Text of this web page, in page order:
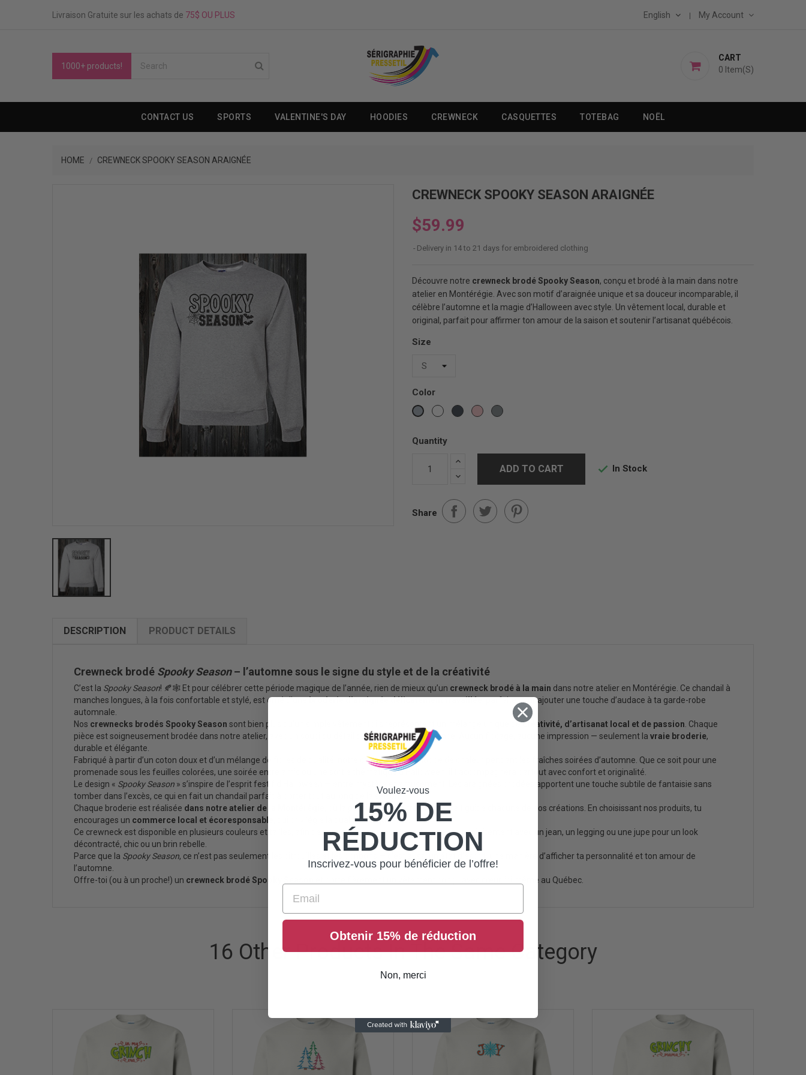
Livraison Gratuite sur les achats de 75$ OU PLUS English My Account
CART
0 Item(s)
1000+ products!
CONTACT US SPORTS VALENTINE'S DAY HOODIES CREWNECK CASQUETTES TOTEBAG NOËL
HOME CREWNECK SPOOKY SEASON ARAIGNÉE
CREWNECK SPOOKY SEASON ARAIGNÉE
$59.99
Delivery in 14 to 21 days for embroidered clothing
Découvre notre crewneck brodé Spooky Season, conçu et brodé à la main dans notre
atelier en Montérégie. Avec son motif d’araignée unique et sa douceur incomparable, il
célèbre l’automne et la magie d’Halloween avec style. Un vêtement local, durable et
original, parfait pour affirmer ton amour de la saison et soutenir l’artisanat québécois.
Size
Color
Gris
WhiteBlackPink oxford
Quantity
ADD TO CART  In Stock
Share
DESCRIPTION PRODUCT DETAILS
Crewneck brodé Spooky Season– l’automne sous le signe du style et de la créativité
C’est la Spooky Season! 🍂🕸️ Et pour célébrer cette période magique de l’année, rien de mieux qu’un crewneck brodé à la main dans notre atelier en Montérégie. Ce chandail à
manches longues, à la fois confortable et stylé, est orné d’unebroderie d’araignée délicatement travaillée, parfaite pour ajouter une touche d’audace à ta garde-robe
automnale.
Nos crewnecks brodés Spooky Season sont bien plus qu’un simple vêtement : ils représentent un mélange unique decréativité, d’artisanat local et de passion . Chaque
pièce est soigneusement brodée dans notre atelier, avec un souci du détail qui fait toute la différence. Aucun flocage, aucune impression — seulement la vraie broderie,
durable et élégante.
Fabriqué à partir d’un coton doux et d’un mélange de fibres de qualité, notre crewneck t’enveloppe de chaleur pendant les fraîches soirées d’automne. Que ce soit pour une
promenade sous les feuilles colorées, une soirée entre amis ou une sortie thématique d’Halloween, il t’accompagnera partout avec confort et originalité.
Le design « Spooky Season » s’inspire de l’esprit festif d’Halloween — entre mystère et amusement. Les araignées brodées apportent une touche subtile de fantaisie sans
tomber dans l’excès, ce qui en fait un chandail parfait à porter tout au long de la saison.
Chaque broderie est réalisée dans notre atelier de la Montérégie
, où la passion pour le travail bien fait guide chacune de nos créations. En choisissant nos produits, tu
encourages un commerce local et écoresponsable
, qui privilégie la qualité à la quantité.
Ce crewneck est disponible en plusieurs couleurs et tailles, afin de convenir à tous les styles. Il s’agence parfaitement avec un jean, un legging ou une jupe pour un look
décontracté, chic ou un brin rebelle.
Parce que la Spooky Season, ce n’est pas seulement les citrouilles et les bonbons — c’est aussi un état d’esprit, une manière d’afficher ta personnalité et ton amour de
l’automne.
Offre-toi (ou à un proche!) un crewneck brodé Spooky Season et porte fièrement un vêtement conçu avec cœur, ici même au Québec.
16 Other Products In The Same Category
Voulez-vous
15% DE
RÉDUCTION
Inscrivez-vous pour bénéficier de l’offre!
Email
Obtenir 15% de réduction
Non, merci